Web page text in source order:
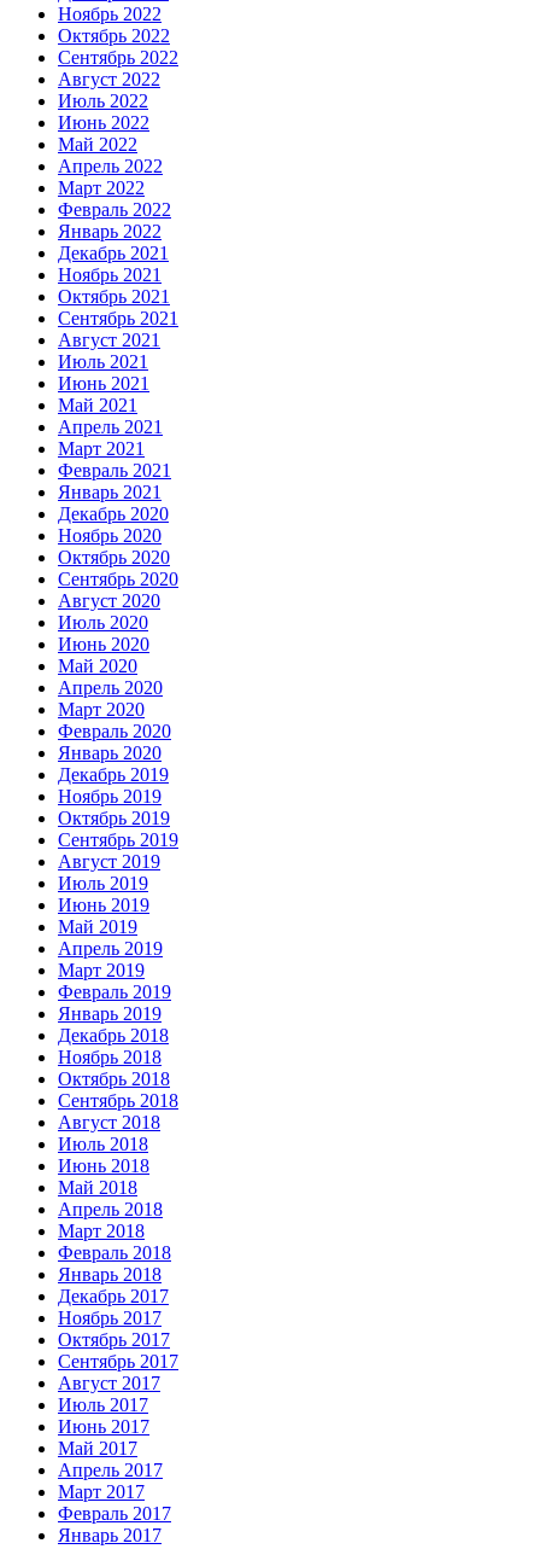
Ноябрь 2022
Октябрь 2022
Сентябрь 2022
Август 2022
Июль 2022
Июнь 2022
Май 2022
Апрель 2022
Март 2022
Февраль 2022
Январь 2022
Декабрь 2021
Ноябрь 2021
Октябрь 2021
Сентябрь 2021
Август 2021
Июль 2021
Июнь 2021
Май 2021
Апрель 2021
Март 2021
Февраль 2021
Январь 2021
Декабрь 2020
Ноябрь 2020
Октябрь 2020
Сентябрь 2020
Август 2020
Июль 2020
Июнь 2020
Май 2020
Апрель 2020
Март 2020
Февраль 2020
Январь 2020
Декабрь 2019
Ноябрь 2019
Октябрь 2019
Сентябрь 2019
Август 2019
Июль 2019
Июнь 2019
Май 2019
Апрель 2019
Март 2019
Февраль 2019
Январь 2019
Декабрь 2018
Ноябрь 2018
Октябрь 2018
Сентябрь 2018
Август 2018
Июль 2018
Июнь 2018
Май 2018
Апрель 2018
Март 2018
Февраль 2018
Январь 2018
Декабрь 2017
Ноябрь 2017
Октябрь 2017
Сентябрь 2017
Август 2017
Июль 2017
Июнь 2017
Май 2017
Апрель 2017
Март 2017
Февраль 2017
Январь 2017